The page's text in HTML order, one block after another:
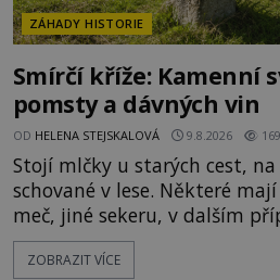
ZÁHADY HISTORIE
Smírčí kříže: Kamenní
pomsty a dávných vin
OD HELENA STEJSKALOVÁ 9.8.2026 169
Stojí mlčky u starých cest,
schované v lese. Některé
meč, jiné sekeru, v dalším
kříž. Na první pohled
náboženské památky. Jenže
ZOBRAZIT VÍCE